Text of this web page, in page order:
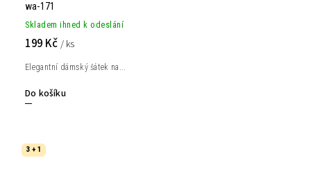
wa-171
Skladem ihned k odeslání
199 Kč / ks
Do košíku
Elegantní dámský šátek na...
3 + 1